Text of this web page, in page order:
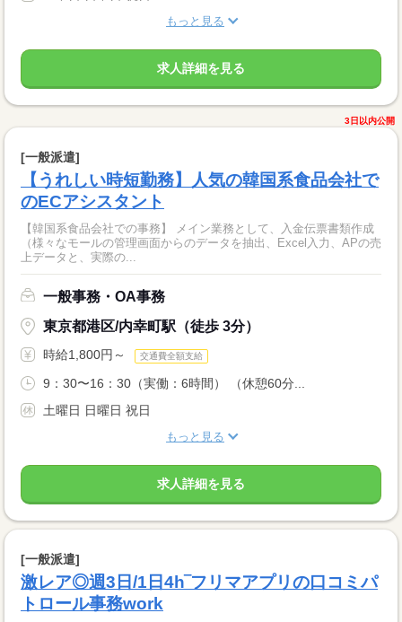
もっと見る
求人詳細を見る
3日以内公開
[一般派遣]
【うれしい時短勤務】人気の韓国系食品会社で
のECアシスタント
【韓国系食品会社での事務】 メイン業務として、入金伝票書類作成
（様々なモールの管理画面からのデータを抽出、Excel入力、APの売
上データと、実際の...
一般事務・OA事務
東京都港区/内幸町駅（徒歩 3分）
時給1,800円～ 交通費全額支給
9：30〜16：30（実働：6時間） （休憩60分...
土曜日 日曜日 祝日
もっと見る
求人詳細を見る
[一般派遣]
激レア◎週3日/1日4h‾フリマアプリの口コミパ
トロール事務work